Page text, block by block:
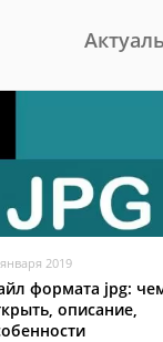
2019
формата jpg:
описание,